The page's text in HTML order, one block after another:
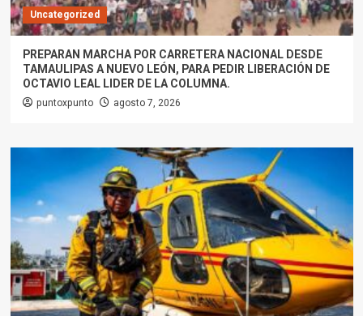
Uncategorized
PREPARAN MARCHA POR CARRETERA NACIONAL DESDE
TAMAULIPAS A NUEVO LEÓN, PARA PEDIR LIBERACIÓN DE
OCTAVIO LEAL LIDER DE LA COLUMNA.
puntoxpunto agosto 7, 2026